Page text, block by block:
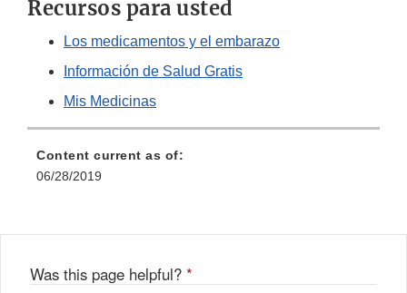
Recursos para usted
Los medicamentos y el embarazo
Información de Salud Gratis
Mis Medicinas
Content current as of:
06/28/2019
Was this page helpful? *